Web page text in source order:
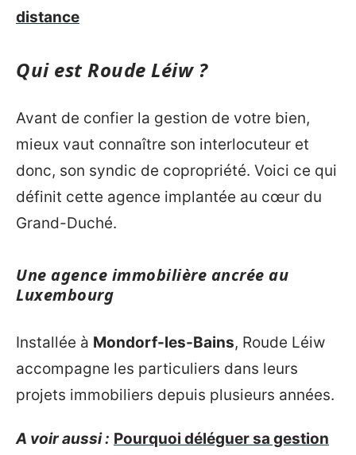
distance
Qui est Roude Léiw ?
Avant de confier la gestion de votre bien,
mieux vaut connaître son interlocuteur et
donc, son syndic de copropriété. Voici ce qui
définit cette agence implantée au cœur du
Grand-Duché.
Une agence immobilière ancrée au
Luxembourg
Installée à Mondorf-les-Bains, Roude Léiw
accompagne les particuliers dans leurs
projets immobiliers depuis plusieurs années.
A voir aussi : Pourquoi déléguer sa gestion